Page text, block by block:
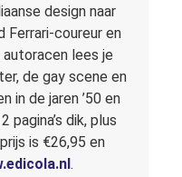
design naar
Ferrari-coureur en
autoracen lees je
de gay scene en
in de jaren ’50 en
pagina’s dik, plus
is €26,95 en
.